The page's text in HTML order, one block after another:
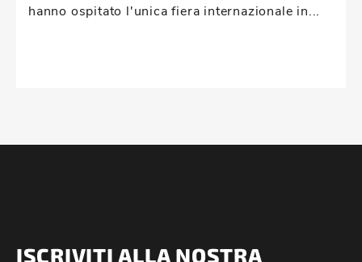
hanno ospitato l'unica fiera internazionale in...
ISCRIVITI ALLA NOSTRA